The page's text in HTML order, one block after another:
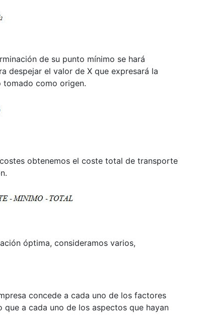
de su punto mínimo se hará
despejar el valor de X que expresará la
como origen.
obtenemos el coste total de transporte
óptima, consideramos varios,
concede a cada uno de los factores
a cada uno de los aspectos que hayan